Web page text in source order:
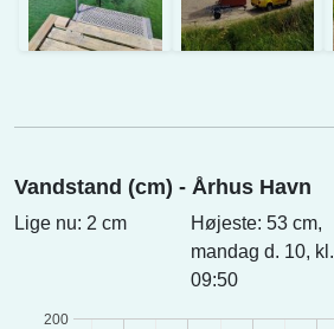
Vandstand (cm) - Århus Havn
Lige nu: 2 cm
Højeste: 53 cm,
mandag d. 10, kl.
09:50
200